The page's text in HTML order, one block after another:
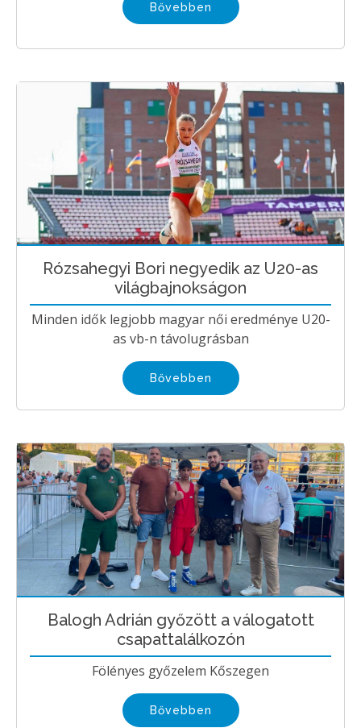
Bővebben
Rózsahegyi Bori negyedik az U20-as
világbajnokságon
Minden idők legjobb magyar női eredménye U20-
as vb-n távolugrásban
Bővebben
Balogh Adrián győzött a válogatott
csapattalálkozón
Fölényes győzelem Kőszegen
Bővebben